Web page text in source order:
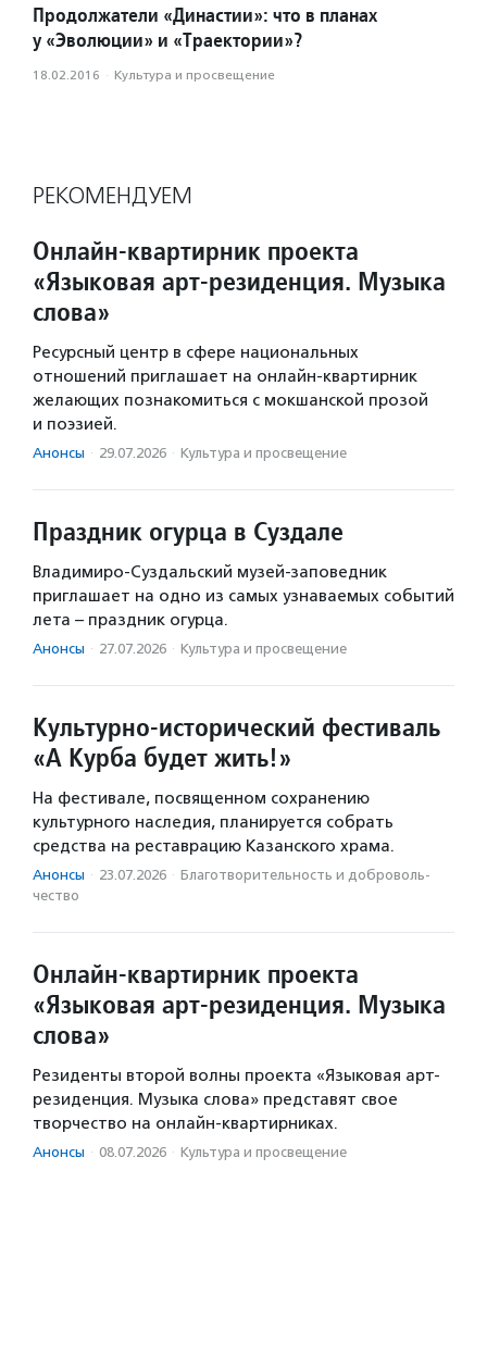
Продолжатели «Династии»: что в планах
у «Эволюции» и «Траектории»?
18.02.2016 · Культура и просвещение
РЕКОМЕНДУЕМ
Онлайн-квартирник проекта
«Языковая арт-резиденция. Музыка
слова»
Ресурсный центр в сфере национальных
отношений приглашает на онлайн-квартирник
желающих познакомиться с мокшанской прозой
и поэзией.
Анонсы · 29.07.2026 · Культура и просвещение
Праздник огурца в Суздале
Владимиро-Суздальский музей-заповедник
приглашает на одно из самых узнаваемых событий
лета – праздник огурца.
Анонсы · 27.07.2026 · Культура и просвещение
Культурно-исторический фестиваль
«А Курба будет жить!»
На фестивале, посвященном сохранению
культурного наследия, планируется собрать
средства на реставрацию Казанского храма.
Анонсы · 23.07.2026 · Благотвори­тель­ность и доброволь­
чест­во
Онлайн-квартирник проекта
«Языковая арт-резиденция. Музыка
слова»
Резиденты второй волны проекта «Языковая арт-
резиденция. Музыка слова» представят свое
творчество на онлайн-квартирниках.
Анонсы · 08.07.2026 · Культура и просвещение